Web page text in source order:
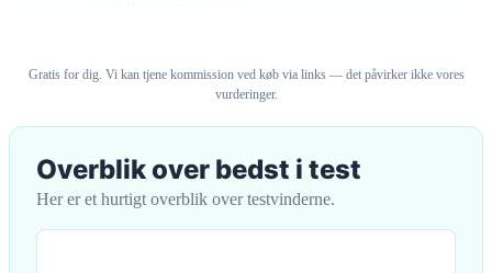
Gratis for dig. Vi kan tjene kommission ved køb via links — det påvirker ikke vores
vurderinger.
Overblik over bedst i test
Her er et hurtigt overblik over testvinderne.